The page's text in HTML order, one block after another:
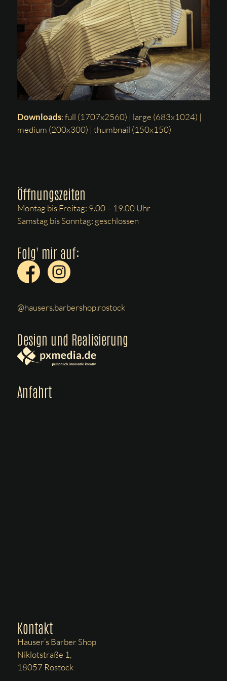
Downloads:full (1707x2560) | large (683x1024) |
medium (200x300) | thumbnail (150x150)
Öffnungszeiten
Montag bis Freitag: 9.00 – 19.00 Uhr
Samstag bis Sonntag: geschlossen
Folg' mir auf:
@hausers.barbershop.rostock
Design und Realisierung
Anfahrt
Kontakt
Hauser’s Barber Shop
Niklotstraße 1,
18057 Rostock